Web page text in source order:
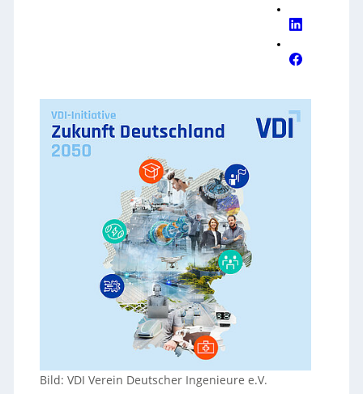
Bild: VDI Verein Deutscher Ingenieure e.V.